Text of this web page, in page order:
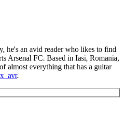
he's an avid reader who likes to find
Arsenal FC. Based in Iasi, Romania,
almost everything that has a guitar
.